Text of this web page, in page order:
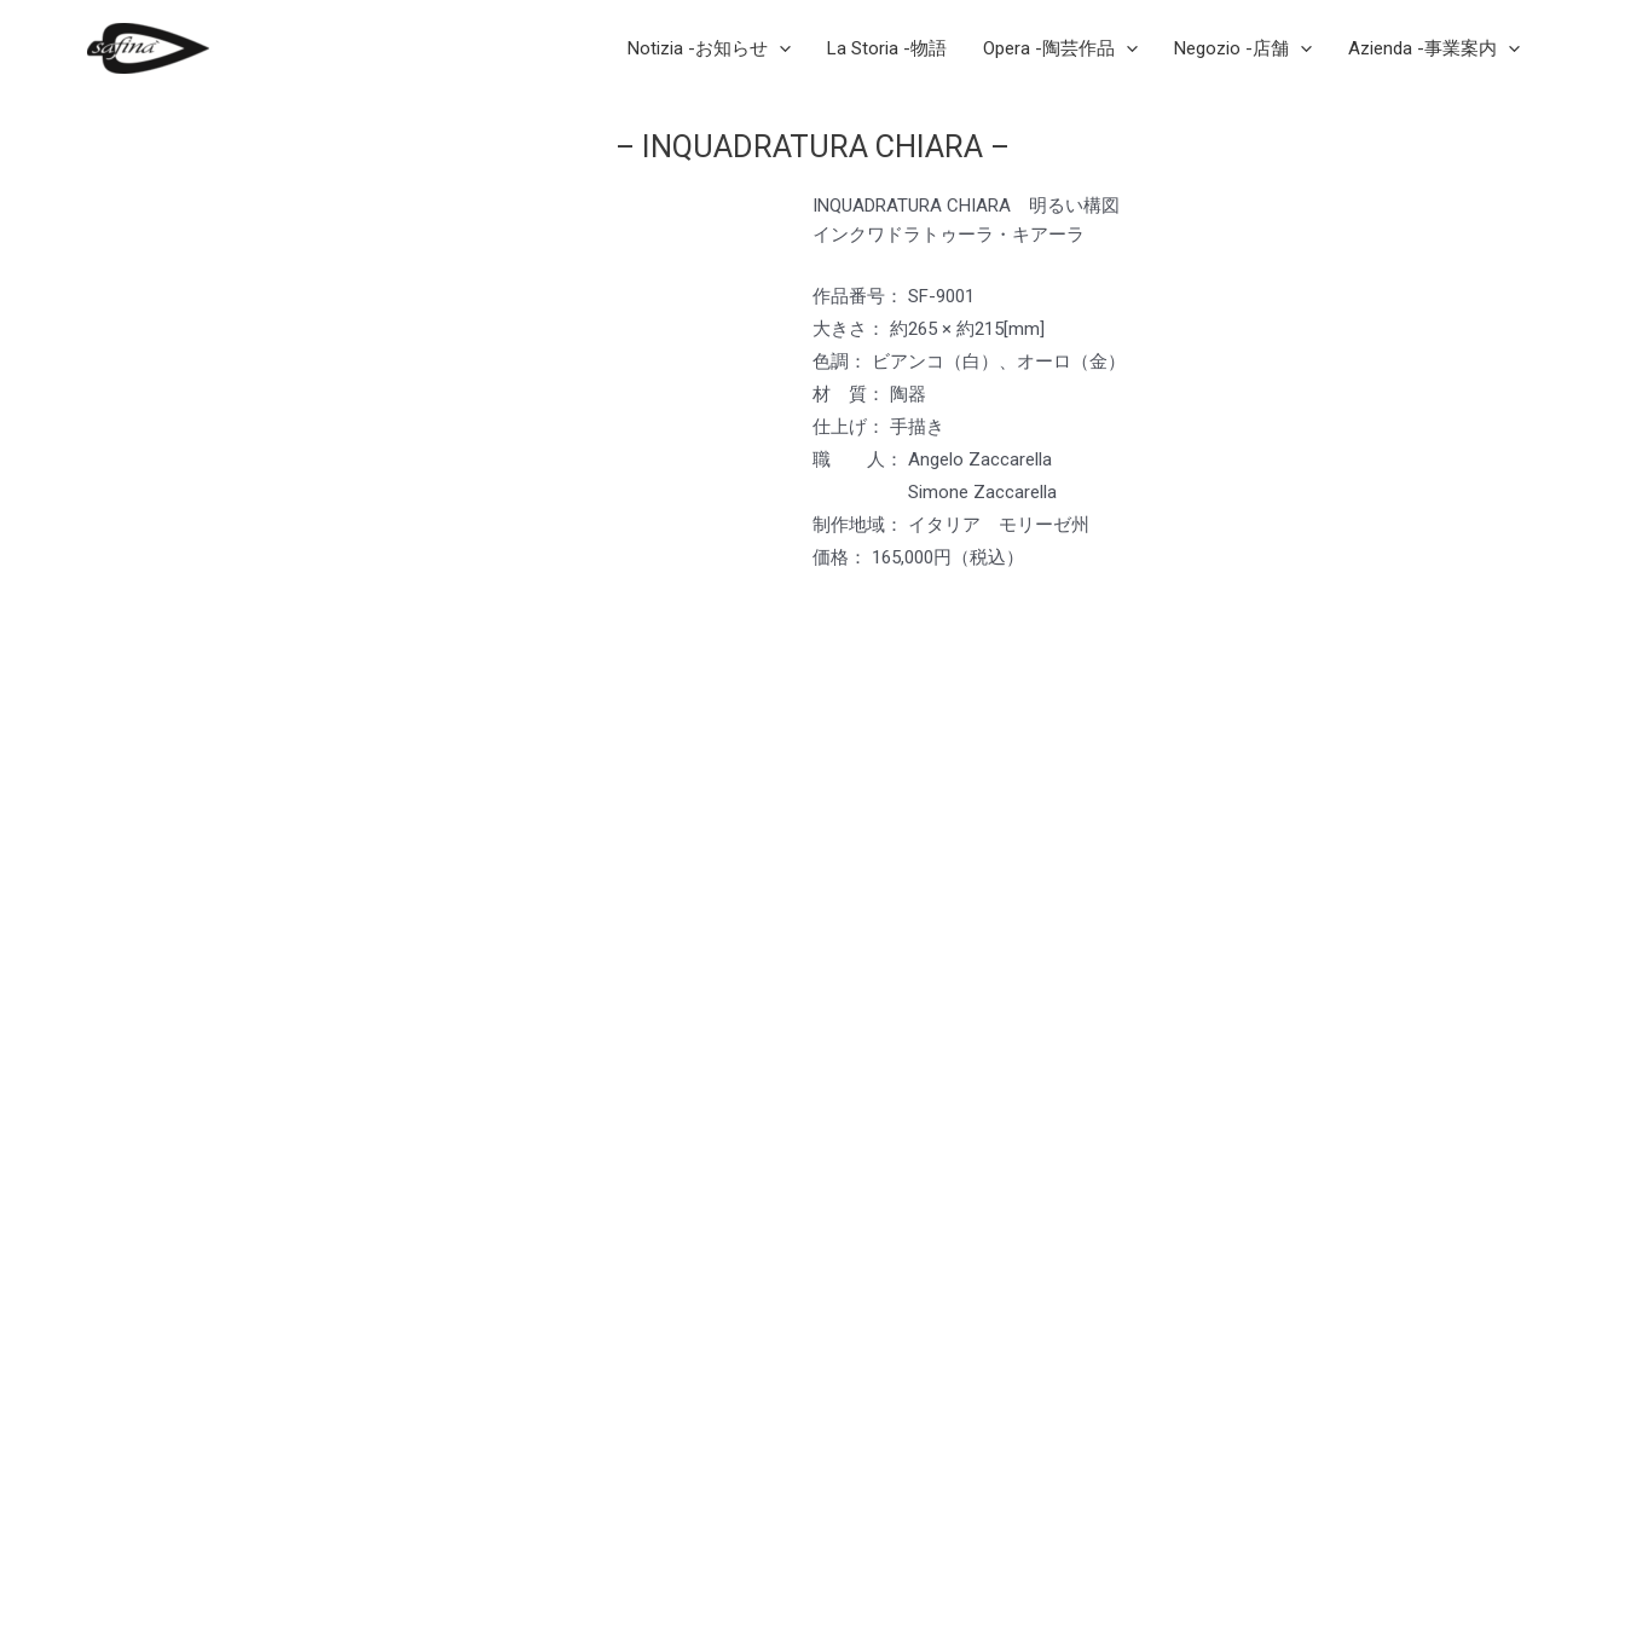
Notizia -お知らせ La Storia -物語 Opera -陶芸作品 Negozio -店舗 Azienda -事業案内
– INQUADRATURA CHIARA –
INQUADRATURA CHIARA 明るい構図
インクワドラトゥーラ・キアーラ
作品番号： SF-9001
大きさ： 約265 × 約215[mm]
色調： ビアンコ（白）、オーロ（金）
材 質： 陶器
仕上げ： 手描き
職 人： Angelo Zaccarella
Simone Zaccarella
制作地域： イタリア モリーゼ州
価格： 165,000円（税込）